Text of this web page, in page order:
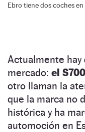
Ebro tiene dos coches en
Actualmente hay
mercado: el
otro llaman la
que la marca no
histórica y ha
automoción en